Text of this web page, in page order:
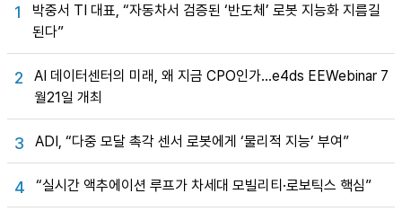
1
박중서 TI 대표, “자동차서 검증된 ‘반도체’ 로봇 지능화 지름길
된다”
2
AI 데이터센터의 미래, 왜 지금 CPO인가…e4ds EEWebinar 7
월21일 개최
3 ADI, “다중 모달 촉각 센서 로봇에게 ‘물리적 지능’ 부여”
4 “실시간 액추에이션 루프가 차세대 모빌리티·로보틱스 핵심”